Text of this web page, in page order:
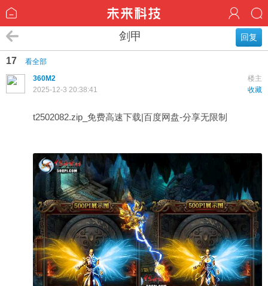
回复
剑甲
17
看全部
楼主
360M2
收藏
2025-12-3 20:38:41
t2502082.zip_免费高速下载|百度网盘-分享无限制